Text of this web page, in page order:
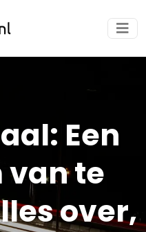
Een
van te
over,